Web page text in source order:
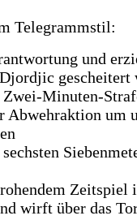
Telegrammstil:
und
gescheitert
Zwei-Minuten-
Abwehraktion um
Zeitspiel
wirft über das